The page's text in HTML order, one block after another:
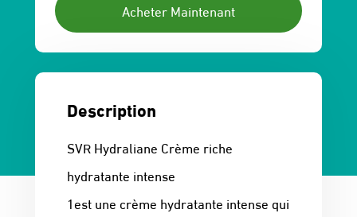
Acheter Maintenant
Description
SVR Hydraliane Crème riche
hydratante intense
1est une crème hydratante intense qui